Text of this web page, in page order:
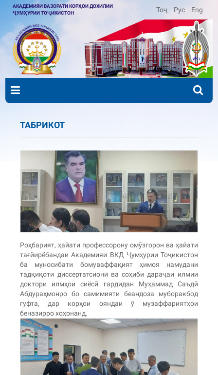
АКАДЕМИЯИ ВАЗОРАТИ КОРҲОИ ДОХИЛИИ
ҶУМҲУРИИ ТОҶИКИСТОН
Тоҷ Рус Eng
ТАБРИКОТ
Роҳбарият, ҳайати профессорону омӯзгорон ва ҳайати
тағйирёбандаи Академияи ВКД Ҷумҳурии Тоҷикистон
ба муносибати бомуваффақият ҳимоя намудани
тадқиқоти диссертатсионӣ ва соҳиби дараҷаи илмии
доктори илмҳои сиёсӣ гардидан Муҳаммад Саъдӣ
Абдураҳмонро бо самимияти беандоза муборакбод
гуфта, дар корҳои ояндаи ӯ музаффариятҳои
беназирро хоҳонанд.